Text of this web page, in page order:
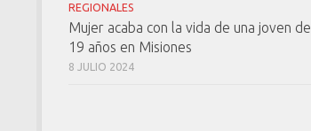
REGIONALES
Mujer acaba con la vida de una joven de
19 años en Misiones
8 JULIO 2024